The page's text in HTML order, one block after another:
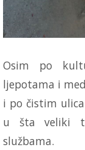
Osim po
ljepotama i
i po čistim
u šta veliki
službama.